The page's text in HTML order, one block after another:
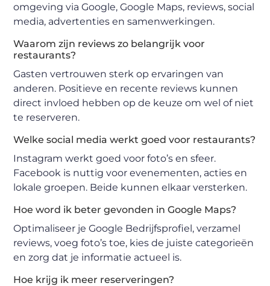
omgeving via Google, Google Maps, reviews, social
media, advertenties en samenwerkingen.
Waarom zijn reviews zo belangrijk voor
restaurants?
Gasten vertrouwen sterk op ervaringen van
anderen. Positieve en recente reviews kunnen
direct invloed hebben op de keuze om wel of niet
te reserveren.
Welke social media werkt goed voor restaurants?
Instagram werkt goed voor foto’s en sfeer.
Facebook is nuttig voor evenementen, acties en
lokale groepen. Beide kunnen elkaar versterken.
Hoe word ik beter gevonden in Google Maps?
Optimaliseer je Google Bedrijfsprofiel, verzamel
reviews, voeg foto’s toe, kies de juiste categorieën
en zorg dat je informatie actueel is.
Hoe krijg ik meer reserveringen?